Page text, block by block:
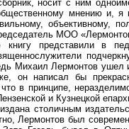
носит с ним
мнению и, я
объективному,
МОО «
книгу представили в
Михаил Лермонтов ушел
он написал бы
в принципе,
и Кузнецкой
издана столичным
Лермонтов был